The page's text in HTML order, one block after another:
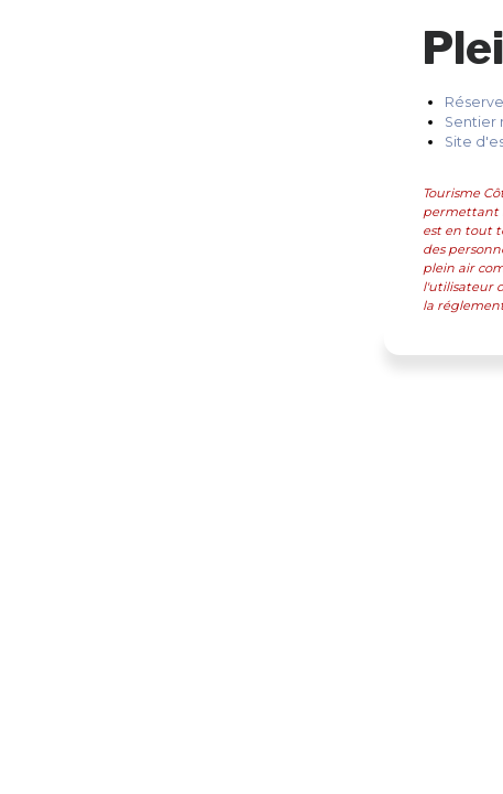
Sentier
Site
Tourisme
permettant
est en tout
des
plein air
l'utilisateur
la